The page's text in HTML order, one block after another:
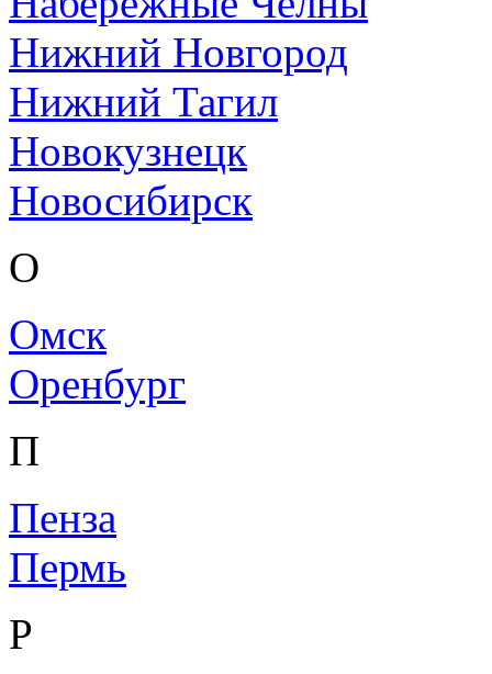
Нижний Новгород
Нижний Тагил
Новокузнецк
Новосибирск
О
Омск
Оренбург
П
Пенза
Пермь
Р